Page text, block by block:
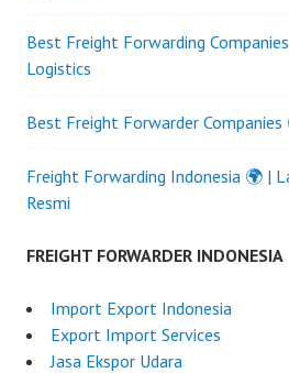
Best Freight Forwarding
Logistics
Best Freight Forwarder
Freight Forwarding Indonesia 🌍 |
Resmi
FREIGHT FORWARDER INDONESIA
Import Export Indonesia
Export Import Services
Jasa Ekspor Udara